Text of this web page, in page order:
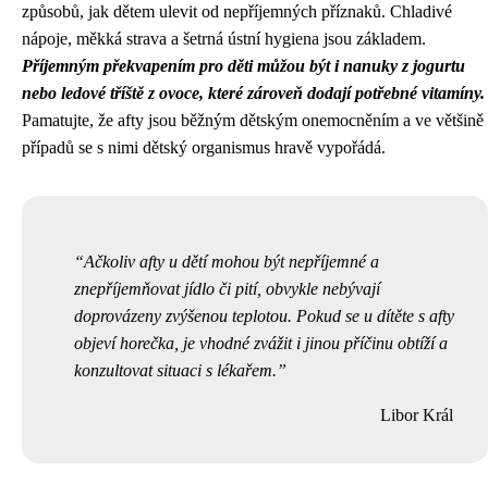
způsobů, jak dětem ulevit od nepříjemných příznaků. Chladivé
nápoje, měkká strava a šetrná ústní hygiena jsou základem.
Příjemným překvapením pro děti můžou být i nanuky z jogurtu
nebo ledové tříště z ovoce, které zároveň dodají potřebné vitamíny.
Pamatujte, že afty jsou běžným dětským onemocněním a ve většině
případů se s nimi dětský organismus hravě vypořádá.
Ačkoliv afty u dětí mohou být nepříjemné a
znepříjemňovat jídlo či pití, obvykle nebývají
doprovázeny zvýšenou teplotou. Pokud se u dítěte s afty
objeví horečka, je vhodné zvážit i jinou příčinu obtíží a
konzultovat situaci s lékařem.
Libor Král